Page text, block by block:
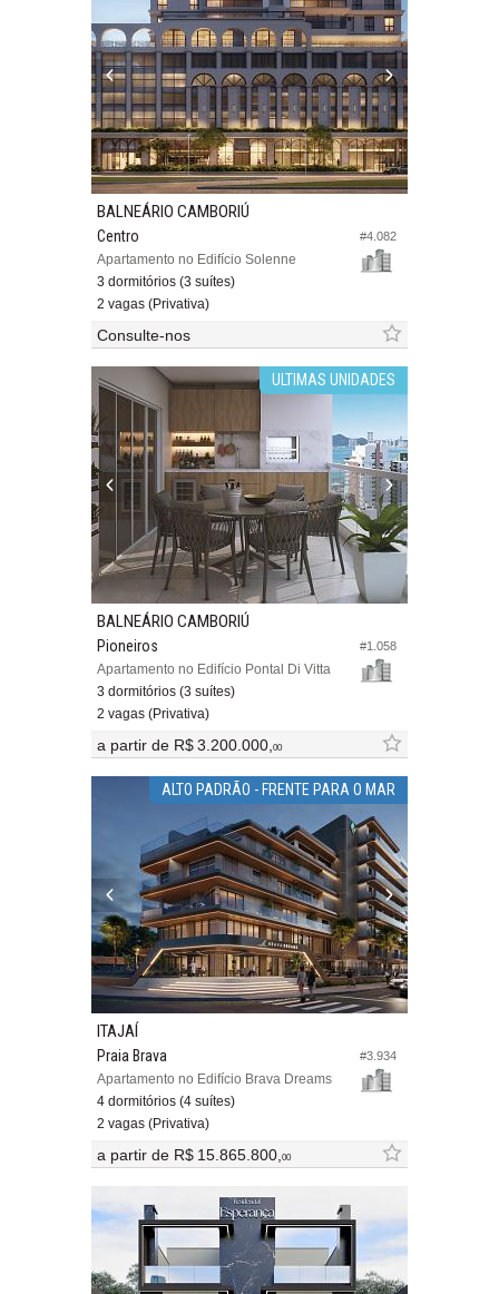
#4.082
BALNEÁRIO CAMBORIÚ
Centro
Apartamento no Edifício Solenne
3 dormitórios (3 suítes)
2 vagas (Privativa)
Consulte-nos
ULTIMAS UNIDADES
#1.058
BALNEÁRIO CAMBORIÚ
Pioneiros
Apartamento no Edifício Pontal Di Vitta
3 dormitórios (3 suítes)
2 vagas (Privativa)
a partir de R$ 3.200.000,00
ALTO PADRÃO - FRENTE PARA O MAR
#3.934
ITAJAÍ
Praia Brava
Apartamento no Edifício Brava Dreams
4 dormitórios (4 suítes)
2 vagas (Privativa)
a partir de R$ 15.865.800,00